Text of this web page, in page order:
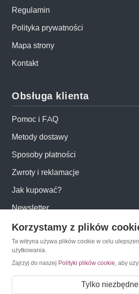
Regulamin
Polityka prywatności
Mapa strony
Kontakt
Obsługa klienta
Pomoc i FAQ
Metody dostawy
Sposoby płatności
Zwroty i reklamacje
Jak kupować?
Newsletter
Konto
Moje konto
Korzystamy z plików
Ta witryna używa plików cookie w celu
użytkowania.
Zajrzyj do naszej Polityki plików cookie, aby
Tylko niezbędne